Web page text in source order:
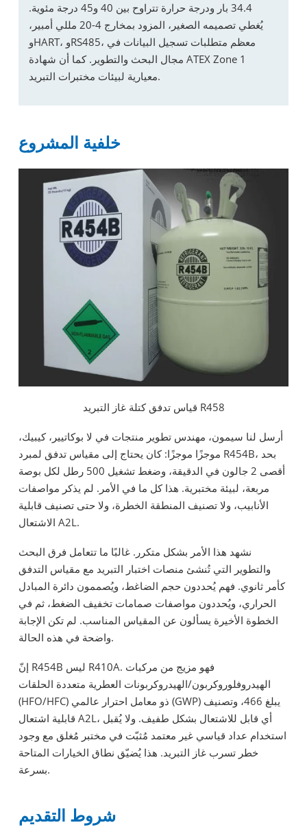
34.4 بار ودرجة حرارة تتراوح بين 40 و45 درجة مئوية.
يُغطي تصميمه الصغير، المزود بمخارج 4-20 مللي أمبير،
وHART، وRS485، معظم متطلبات تسجيل البيانات في
مجال البحث والتطوير. كما أن شهادة ATEX Zone 1
معيارية لبيئات مختبرات التبريد.
خلفية المشروع
قياس تدفق كتلة غاز التبريد R458
أرسل لنا سيمون، مهندس تطوير منتجات في لا بوكاتيير، كيبيك،
موجزًا ​​موجزًا: كان يحتاج إلى مقياس تدفق لمبرد R454B، بحد
أقصى 2 جالون في الدقيقة، وضغط تشغيل 500 رطل لكل بوصة
مربعة، لبيئة مختبرية. هذا كل ما في الأمر. لم يذكر مواصفات
الأنابيب، ولا تصنيف المنطقة الخطرة، ولا حتى تصنيف قابلية
الاشتعال A2L.
نشهد هذا الأمر بشكل متكرر. غالبًا ما تتعامل فرق البحث
والتطوير التي تُنشئ منصات اختبار التبريد مع مقياس التدفق
كأمر ثانوي. فهم يُحددون حجم الضاغط، ويُصممون دائرة المبادل
الحراري، ويُحددون مواصفات صمامات تخفيف الضغط، ثم في
الخطوة الأخيرة يسألون عن المقياس المناسب. لم تكن الإجابة
واضحة في هذه الحالة.
إنّ R454B ليس R410A. فهو مزيج من مركبات
الهيدروفلوروكربون/الهيدروكربونات العطرية متعددة الحلقات
(HFO/HFC) ذو معامل احترار عالمي (GWP) يبلغ 466، وتصنيف
قابلية اشتعال A2L، أي قابل للاشتعال بشكل طفيف. ولا يُقبل
استخدام عداد قياسي غير معتمد مُثبّت في مختبر مُغلق مع وجود
خطر تسرب غاز التبريد. هذا يُضيّق نطاق الخيارات المتاحة
بسرعة.
شروط التقديم